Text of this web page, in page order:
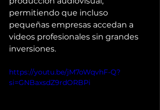
permitiendo que incluso
pequeñas empresas accedan a
videos profesionales sin grandes
inversiones.
https://youtu.be/jM7oWqvhF-Q?
si=GNBaxsdZ9rdORBPi